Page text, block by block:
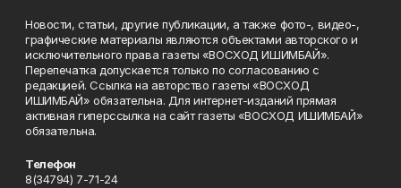
Новости, статьи, другие публикации, а также фото-, видео-,
графические материалы являются объектами авторского и
исключительного права газеты «ВОСХОД ИШИМБАЙ».
Перепечатка допускается только по согласованию с
редакцией. Ссылка на авторство газеты «ВОСХОД
ИШИМБАЙ» обязательна. Для интернет-изданий прямая
активная гиперссылка на сайт газеты «ВОСХОД ИШИМБАЙ»
обязательна.
Телефон
8(34794) 7-71-24